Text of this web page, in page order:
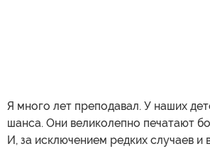
Я много лет преподавал. У наших
шанса. Они великолепно печатают
И, за исключением редких случаев и